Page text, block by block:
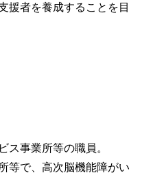
援者を養成することを目
ス事業所等の職員。
等で、高次脳機能障がい